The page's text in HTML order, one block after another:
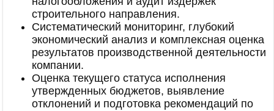
строительного направления.
Систематический мониторинг, глубокий
экономический анализ и комплексная оценка
результатов производственной деятельности
компании.
Оценка текущего статуса исполнения
утвержденных бюджетов, выявление
отклонений и подготовка рекомендаций по